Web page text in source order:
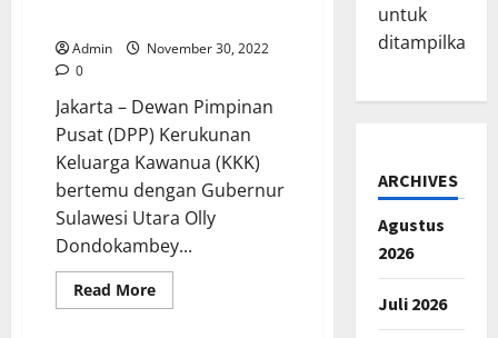
KUHP
Terbukti
Di
Pengadilan
Admin
November 30, 2022
0
Jakarta – Dewan Pimpinan
Pusat (DPP) Kerukunan
Keluarga Kawanua (KKK)
bertemu dengan Gubernur
Sulawesi Utara Olly
Dondokambey...
Read MoreRead
more
untuk
ditampilkan.
ARCHIVES
Agustus
2026
Juli 2026